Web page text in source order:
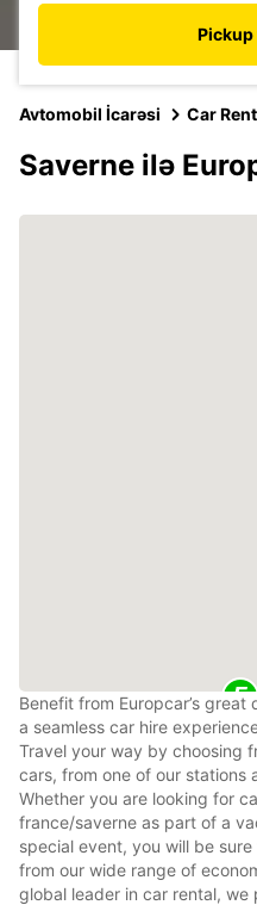
Pickup
Avtomobil İcarəsi Car
Saverne ilə
Benefit from Europcar’s
a seamless car hire
Travel your way by choosing
cars, from one of our stations
Whether you are looking for
france/saverne as part of a
special event, you will be
from our wide range of
global leader in car rental,